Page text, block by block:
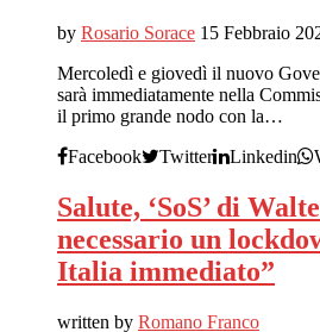
by Rosario Sorace 15 Febbraio
Mercoledì e giovedì il nuovo
sarà immediatamente nella
il primo grande nodo con la…
Facebook
Twitter Linkedin
Salute, ‘SoS’ di
necessario un
Italia immediato”
written by Romano Franco